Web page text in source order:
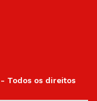
- Todos os direitos